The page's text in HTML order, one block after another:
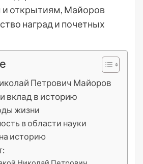
и открытиям, Майоров
наград и почетных
Петрович Майоров
вклад в историю
жизни
в области науки
историю